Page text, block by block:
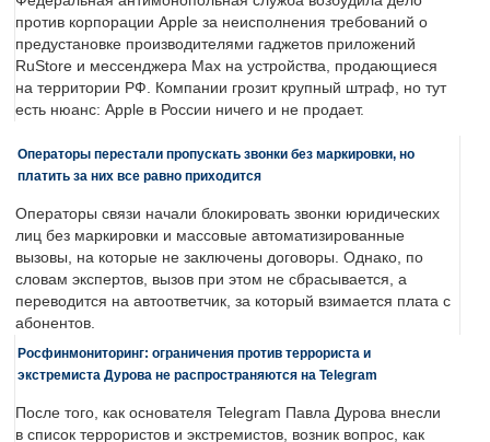
против корпорации Apple за неисполнения требований о
предустановке производителями гаджетов приложений
RuStore и мессенджера Max на устройства, продающиеся
на территории РФ. Компании грозит крупный штраф, но тут
есть нюанс: Apple в России ничего и не продает.
Операторы перестали пропускать звонки без маркировки, но
платить за них все равно приходится
Операторы связи начали блокировать звонки юридических
лиц без маркировки и массовые автоматизированные
вызовы, на которые не заключены договоры. Однако, по
словам экспертов, вызов при этом не сбрасывается, а
переводится на автоответчик, за который взимается плата с
абонентов.
Росфинмониторинг: ограничения против террориста и
экстремиста Дурова не распространяются на Telegram
После того, как основателя Telegram Павла Дурова внесли
в список террористов и экстремистов, возник вопрос, как